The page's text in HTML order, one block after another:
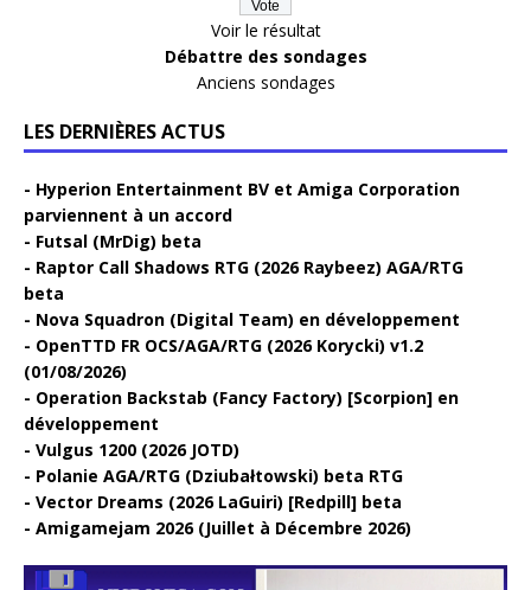
Voir le résultat
Débattre des sondages
Anciens sondages
LES DERNIÈRES ACTUS
Hyperion Entertainment BV et Amiga Corporation
parviennent à un accord
Futsal (MrDig) beta
Raptor Call Shadows RTG (2026 Raybeez) AGA/RTG
beta
Nova Squadron (Digital Team) en développement
OpenTTD FR OCS/AGA/RTG (2026 Korycki) v1.2
(01/08/2026)
Operation Backstab (Fancy Factory) [Scorpion] en
développement
Vulgus 1200 (2026 JOTD)
Polanie AGA/RTG (Dziubałtowski) beta RTG
Vector Dreams (2026 LaGuiri) [Redpill] beta
Amigamejam 2026 (Juillet à Décembre 2026)